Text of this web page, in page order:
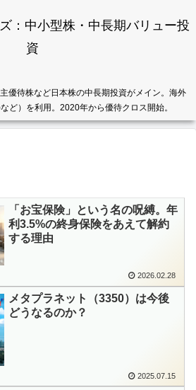
：中小型株・中長期バリュー投
資
優待株など日本株の中長期投資がメイン。海外
ど）を利用。2020年から優待クロス開始。
「お宝保険」という名の呪縛。年
利3.5%の終身保険をあえて解約
する理由
2026.02.28
メタプラネット（3350）は今後
どうなるのか？
2025.07.15